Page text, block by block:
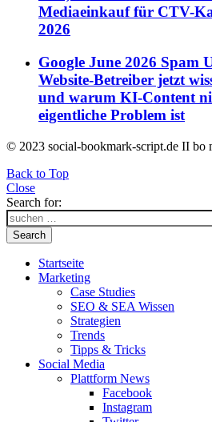
Mediaeinkauf für CTV-
2026
Google June 2026 Spam
Website-Betreiber jetzt
und warum KI-Content
eigentliche Problem ist
© 2023 social-bookmark-script.de II bo
Back to Top
Close
Search for:
Search
Startseite
Marketing
Case Studies
SEO & SEA Wissen
Strategien
Trends
Tipps & Tricks
Social Media
Plattform News
Facebook
Instagram